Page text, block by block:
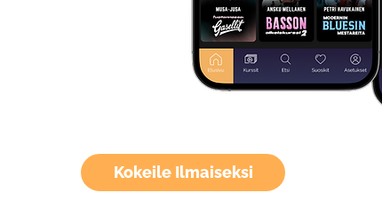
Kokeile Ilmaiseksi